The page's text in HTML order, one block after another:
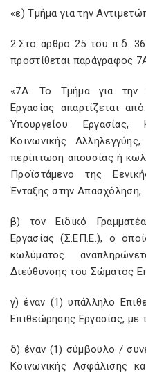
«ε) Τμήμα για την
2.Στο άρθρο 25 του π.δ.
προστίθεται παράγραφος
«7Α. Το Τμήμα για την
Εργασίας απαρτίζεται
Υπουργείου Εργασίας,
Κοινωνικής
περίπτωση απουσίας ή
Προϊστάμενο της
Ένταξης στην Απασχόληση,
β) τον Ειδικό
Εργασίας (Σ.ΕΠ.Ε.), ο
κωλύματος
Διεύθυνσης του Σώματος
γ) έναν (1) υπάλληλο
Επιθεώρησης Εργασίας, με
δ) έναν (1) σύμβουλο /
Κοινωνικής Ασφάλισης